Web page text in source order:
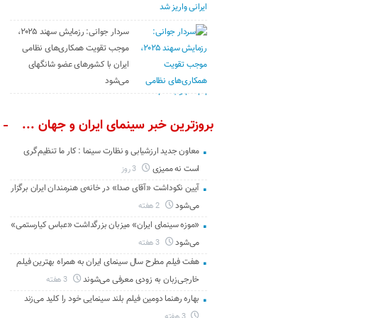
سردار جوانی: رزمایش سهند ۲۰۲۵،
موجب تقویت همکاری‌های نظامی
ایران با کشور‌های عضو شانگهای
می‌شود
بروزترین خبر سینمای ایران و جهان ...
معاون جدید ارزشیابی و نظارت سینما : کار ما تنظیم‌گری
است نه ممیزی
آیین نکوداشت «آقای صدا» در خانه‌ی هنرمندان ایران برگزار
می‌شود
2 هفته
«موزه سینمای ایران» میزبان بزرگداشت «عباس کیارستمی»
می‌شود
3 هفته
هفت فیلم مطرح سال سینمای ایران به همراه بهترین فیلم
خارجی‌زبان به زودی معرفی می‌شوند
3 هفته
بهاره رهنما دومین فیلم بلند سینمایی خود را کلید می‌زند